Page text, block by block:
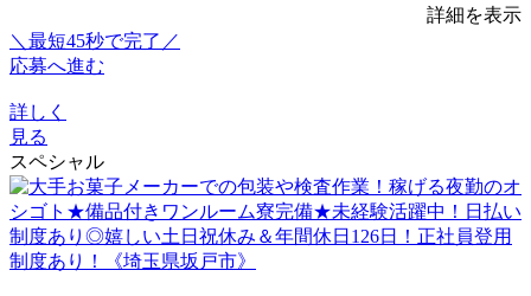
詳細を表示
＼最短45秒で完了／
応募へ進む
詳しく
見る
スペシャル